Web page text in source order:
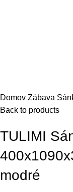
Domov Zábava
Back to products
TULIMI
modré